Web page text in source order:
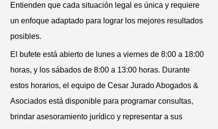
Entienden que cada situación legal es única y requiere
un enfoque adaptado para lograr los mejores resultados
posibles.
El bufete está abierto de lunes a viernes de 8:00 a 18:00
horas, y los sábados de 8:00 a 13:00 horas. Durante
estos horarios, el equipo de Cesar Jurado Abogados &
Asociados está disponible para programar consultas,
brindar asesoramiento jurídico y representar a sus